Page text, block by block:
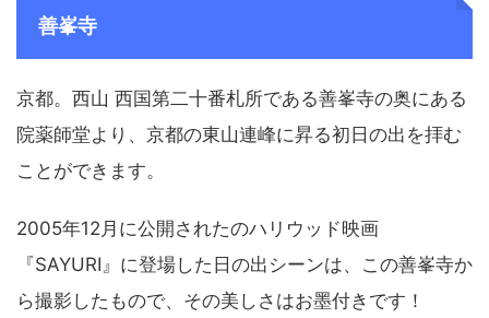
善峯寺
京都。西山 西国第二十番札所である善峯寺の奥にある
院薬師堂より、京都の東山連峰に昇る初日の出を拝む
ことができます。
2005年12月に公開されたのハリウッド映画
『SAYURI』に登場した日の出シーンは、この善峯寺か
ら撮影したもので、その美しさはお墨付きです！